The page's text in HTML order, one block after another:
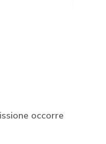
occorre